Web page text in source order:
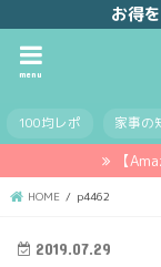
お得
menu
100均レポ 家事の
【
HOME p4462
2019.07.29